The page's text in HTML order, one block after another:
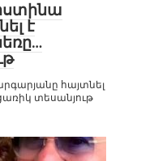
է
հայտնել
տեսանյութ